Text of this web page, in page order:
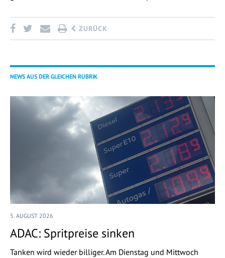
ZURÜCK
NEWS AUS DER GLEICHEN RUBRIK
5. AUGUST 2026
ADAC: Spritpreise sinken
Tanken wird wieder billiger. Am Dienstag und Mittwoch